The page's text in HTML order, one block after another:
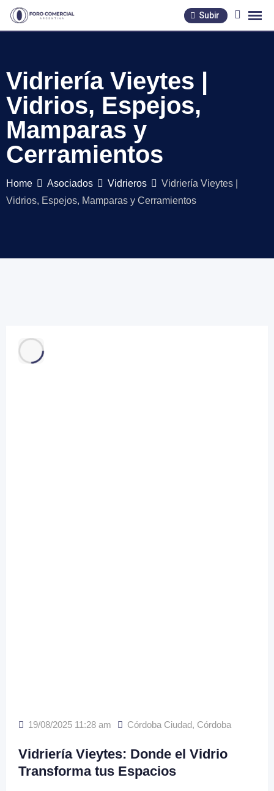
Skip
Subir
Vidriería Vieytes |
Vidrios, Espejos,
Mamparas y
Cerramientos
Home Asociados Vidrieros
Vidriería Vieytes |
Vidrios, Espejos, Mamparas y Cerramientos
19/08/2025 11:28 am Córdoba Ciudad, Córdoba
Vidriería Vieytes: Donde el Vidrio
Transforma tus Espacios